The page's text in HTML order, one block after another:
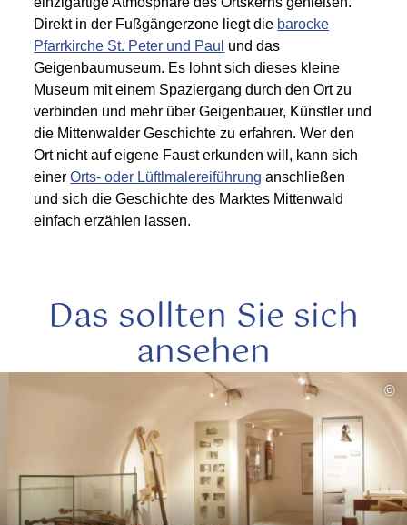
Direkt in der Fußgängerzone liegt die barocke
Pfarrkirche St. Peter und Paul und das
Geigenbaumuseum. Es lohnt sich dieses kleine
Museum mit einem Spaziergang durch den Ort zu
verbinden und mehr über Geigenbauer, Künstler und
die Mittenwalder Geschichte zu erfahren. Wer den
Ort nicht auf eigene Faust erkunden will, kann sich
einerOrts- oder Lüftlmalereiführung anschließen
und sich die Geschichte des Marktes Mittenwald
einfach erzählen lassen.
Das sollten Sie sich
ansehen
©
mehr
lesen